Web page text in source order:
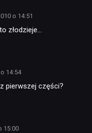
o 14:51
złodzieje…
14:54
pierwszej części?
15:00